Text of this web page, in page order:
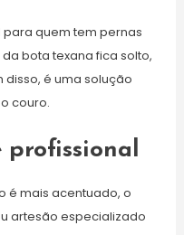
para quem tem pernas
bota texana fica solto,
é uma solução
couro.
profissional
é mais acentuado, o
artesão especializado